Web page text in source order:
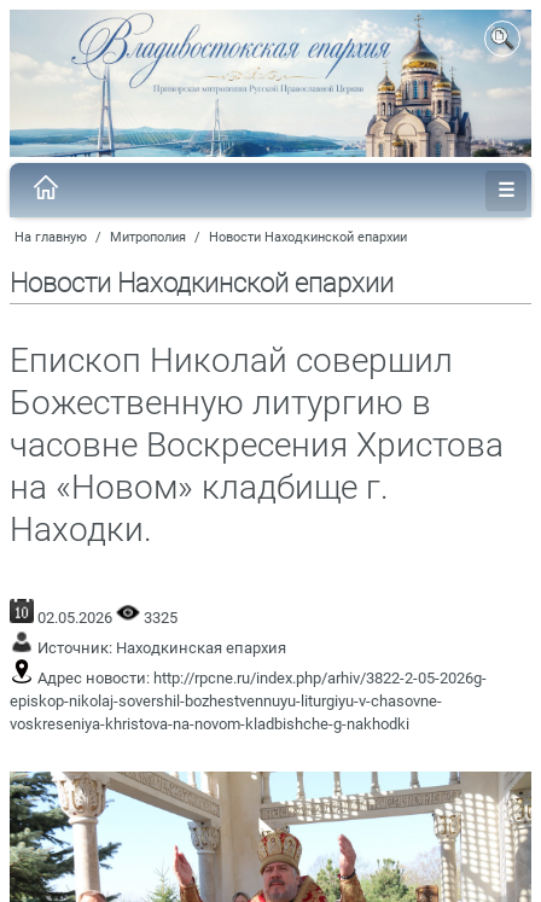
На главную / Митрополия / Новости Находкинской епархии
Новости Находкинской епархии
Епископ Николай совершил
Божественную литургию в
часовне Воскресения Христова
на «Новом» кладбище г.
Находки.
02.05.2026
3325
Источник: Находкинская епархия
Адрес новости: http://rpcne.ru/index.php/arhiv/3822-2-05-2026g-
episkop-nikolaj-sovershil-bozhestvennuyu-liturgiyu-v-chasovne-
voskreseniya-khristova-na-novom-kladbishche-g-nakhodki